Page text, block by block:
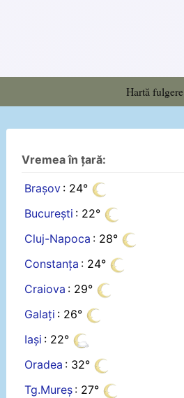
Hartă fulgere
Vremea în țară:
Brașov : 24°
București : 22°
Cluj-Napoca : 28°
Constanța : 24°
Craiova : 29°
Galați : 26°
Iași : 22°
Oradea : 32°
Tg.Mureș : 27°